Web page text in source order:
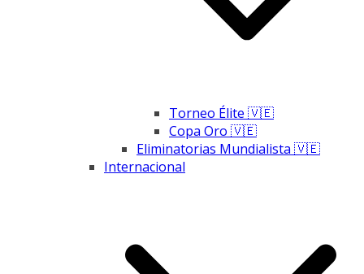
Torneo Élite 🇻🇪
Copa Oro 🇻🇪
Eliminatorias Mundialista 🇻🇪
Internacional